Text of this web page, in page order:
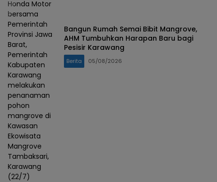
Honda Motor
bersama
Pemerintah
Provinsi Jawa
Barat,
Pemerintah
Kabupaten
Karawang
melakukan
penanaman
pohon
mangrove di
Kawasan
Ekowisata
Mangrove
Tambaksari,
Karawang
(22/7)
Bangun Rumah Semai Bibit Mangrove,
AHM Tumbuhkan Harapan Baru bagi
Pesisir Karawang
Berita 05/08/2026